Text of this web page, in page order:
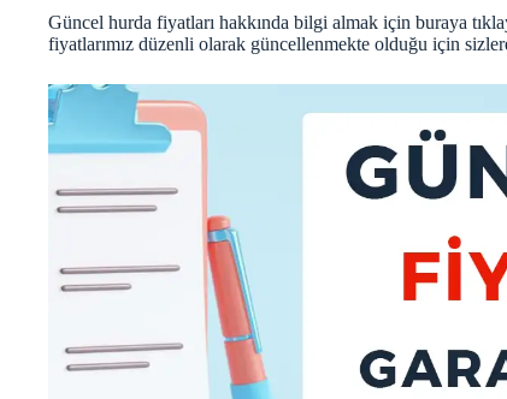
Güncel hurda fiyatları hakkında bilgi almak için buraya
fiyatlarımız düzenli olarak güncellenmekte olduğu için